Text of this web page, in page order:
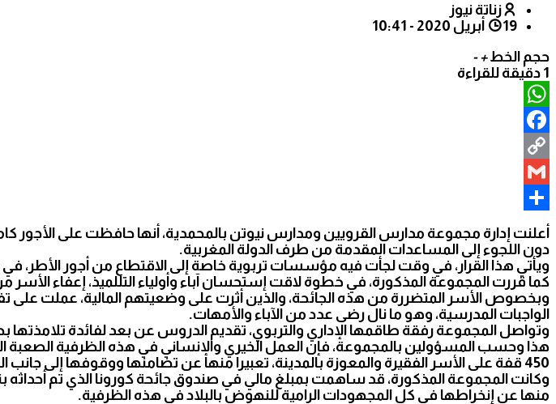
زناتة نيوز
19 أبريل 2020 - 10:41
حجم الخط +
-
1 دقيقة للقراءة
WhatsApp
Facebook
Copy
Link
Gmail
Share
أعلنت إدارة مجموعة مدارس القرويين ومدارس نيوتن بالمحمدية، أنها حافظت على الأجور
دون اللجوء إلى المساعدات المقدمة من طرف الدولة المغربية.
ويأتي هذا القرار، في وقت لجأت فيه مؤسسات تربوية خاصة إلى الاقتطاع من أجور الأطر، في
كما قررت المجموعة المذكورة، في خطوة لاقت إستحسان آباء وأولياء التللميذ، إعفاء
وبخصوص الأسر المتضررة من هذه الجائحة، والذين أثرت على وضعيتهم المالية، عملت
الواجبات المدرسية، وهو ما نال رضى عدد من الآباء والأمهات.
وتواصل المجموعة رفقة طاقمها الإداري والتربوي، تقديم الدروس عن بعد لفائدة
هذا وحسب المسؤولين بالمجموعة، فإن العمل الخيري والإنساني في هذه الظرفية الصعبة
450 قفة على الأسر الفقيرة والمعوزة بالمدينة، تعبيرا منها عن تضامنها ووقوفها إلى جانب المواطنين المغاربة.
وكانت المجموعة المذكورة، قد ساهمت بمبلغ مالي في صندوق جائحة كورونا الذي تم أحداثه
منها عن إنخراطها في كل المجهودات الرامية للنهوض بالبلاد في هذه الظرفية.